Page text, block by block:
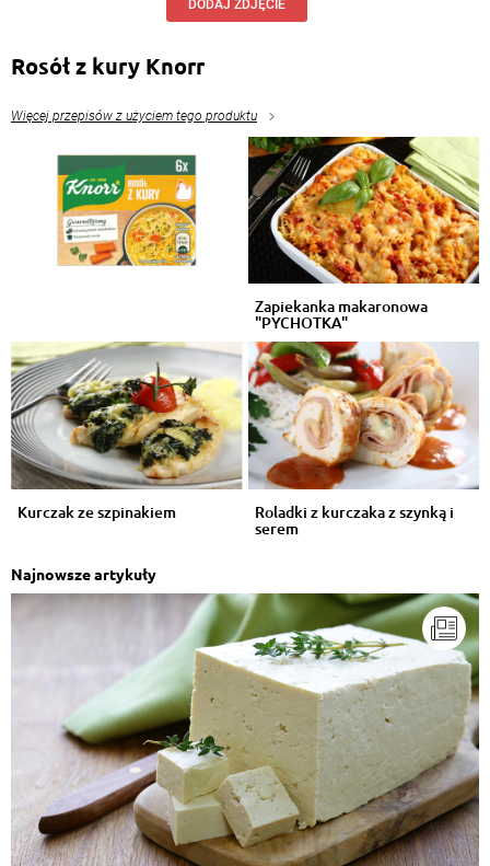
DODAJ ZDJĘCIE
Rosół z kury Knorr
Więcej przepisów z użyciem tego produktu
Zapiekanka makaronowa
"PYCHOTKA"
Kurczak ze szpinakiem Roladki z kurczaka z szynką i
serem
Najnowsze artykuły